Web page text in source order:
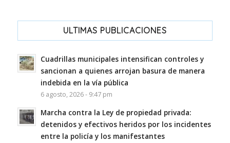
ULTIMAS PUBLICACIONES
Cuadrillas municipales intensifican controles y
sancionan a quienes arrojan basura de manera
indebida en la vía pública
6 agosto, 2026 - 9:47 pm
Marcha contra la Ley de propiedad privada:
detenidos y efectivos heridos por los incidentes
entre la policía y los manifestantes